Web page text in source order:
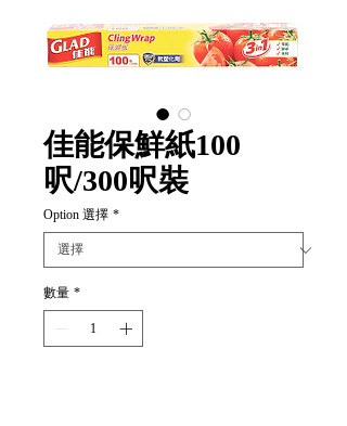
佳能保鮮紙100
呎/300呎裝
Option 選擇 *
數量 *